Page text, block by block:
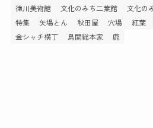
徳川美術館
文化のみち二葉館 文化の
特集
矢場とん 秋田屋 穴場 紅葉
金シャチ横丁
鳥開総本家 鹿